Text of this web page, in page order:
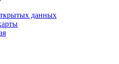
данных